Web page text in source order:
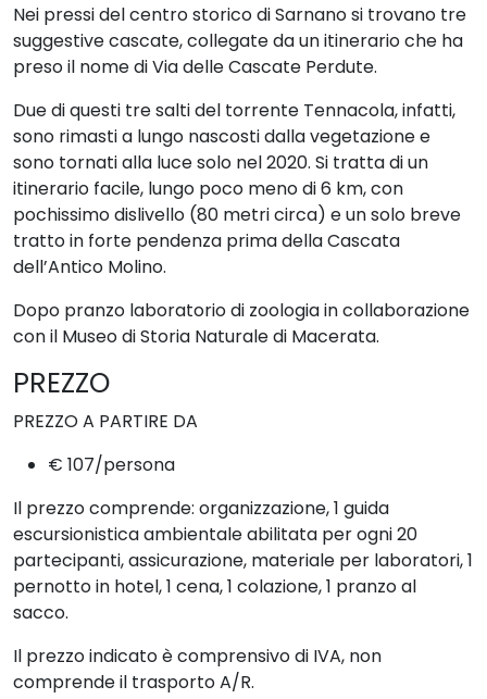
Nei pressi del centro storico di Sarnano si trovano tre
suggestive cascate, collegate da un itinerario che ha
preso il nome di Via delle Cascate Perdute.
Due di questi tre salti del torrente Tennacola, infatti,
sono rimasti a lungo nascosti dalla vegetazione e
sono tornati alla luce solo nel 2020. Si tratta di un
itinerario facile, lungo poco meno di 6 km, con
pochissimo dislivello (80 metri circa) e un solo breve
tratto in forte pendenza prima della Cascata
dell’Antico Molino.
Dopo pranzo laboratorio di zoologia in collaborazione
con il Museo di Storia Naturale di Macerata.
PREZZO
PREZZO A PARTIRE DA
€ 107/persona
Il prezzo comprende: organizzazione, 1 guida
escursionistica ambientale abilitata per ogni 20
partecipanti, assicurazione, materiale per laboratori, 1
pernotto in hotel, 1 cena, 1 colazione, 1 pranzo al
sacco.
Il prezzo indicato è comprensivo di IVA, non
comprende il trasporto A/R.